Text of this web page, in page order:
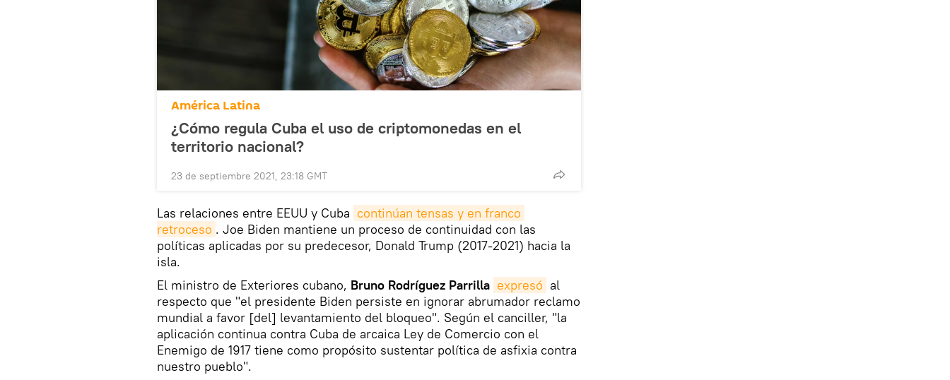
América Latina
¿Cómo regula Cuba el uso de criptomonedas en el
territorio nacional?
23 de septiembre 2021, 23:18 GMT
Las relaciones entre EEUU y Cuba continúan tensas y en franco
retroceso . Joe Biden mantiene un proceso de continuidad con las
políticas aplicadas por su predecesor, Donald Trump (2017-2021) hacia la
isla.
El ministro de Exteriores cubano, Bruno Rodríguez Parrilla expresó al
respecto que "el presidente Biden persiste en ignorar abrumador reclamo
mundial a favor [del] levantamiento del bloqueo". Según el canciller, "la
aplicación continua contra Cuba de arcaica Ley de Comercio con el
Enemigo de 1917 tiene como propósito sustentar política de asfixia contra
nuestro pueblo".